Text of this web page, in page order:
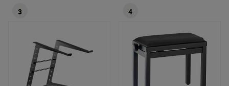
3 4